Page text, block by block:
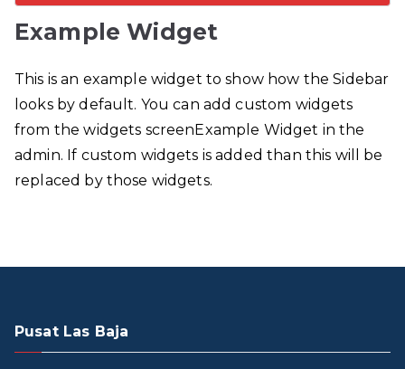
Example Widget
This is an example widget to show how the Sidebar
looks by default. You can add custom widgets
from the widgets screenExample Widget in the
admin. If custom widgets is added than this will be
replaced by those widgets.
Pusat Las Baja